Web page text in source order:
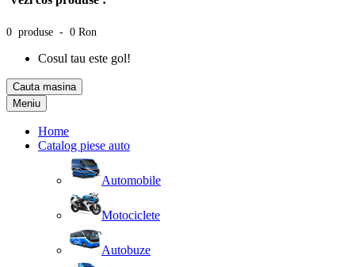
0 produse - 0 Ron
Cosul tau este gol!
Cauta masina
Meniu
Home
Catalog piese auto
Automobile
Motociclete
Autobuze